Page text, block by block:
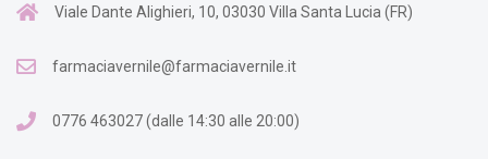
Viale Dante Alighieri, 10, 03030 Villa Santa Lucia (FR)
farmaciavernile@farmaciavernile.it
0776 463027 (dalle 14:30 alle 20:00)